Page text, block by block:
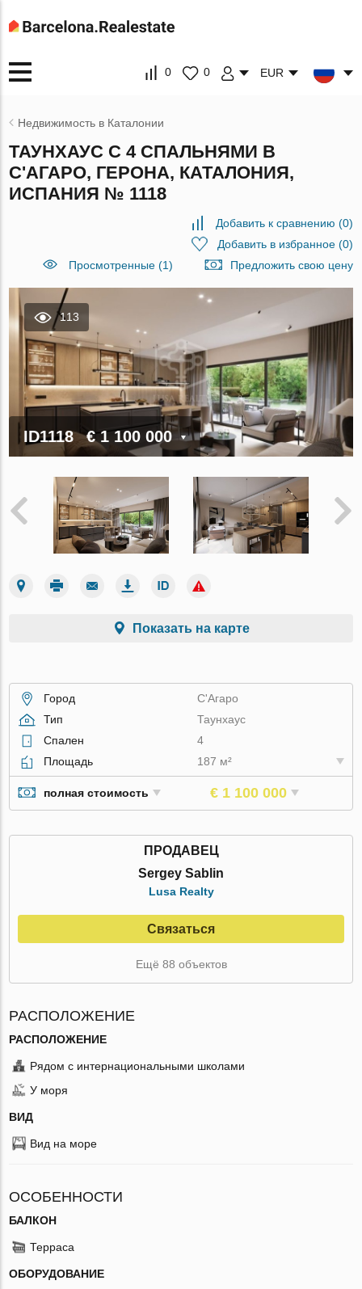
0 0 EUR
Недвижимость в Каталонии
ТАУНХАУС С 4 СПАЛЬНЯМИ В
С'АГАРО, ГЕРОНА, КАТАЛОНИЯ,
ИСПАНИЯ № 1118
Добавить к сравнению (0)
Добавить в избранное(0)
Просмотренные (1)
Предложить свою цену
113
ID1118 € 1 100 000
Показать на карте
Город
С'Агаро
Тип
Таунхаус
Спален
4
Площадь
187 м²
полная стоимость € 1 100 000
ПРОДАВЕЦ
Sergey Sablin
Lusa Realty
Связаться
Ещё 88 объектов
РАСПОЛОЖЕНИЕ
РАСПОЛОЖЕНИЕ
Рядом с интернациональными школами
У моря
ВИД
Вид на море
ОСОБЕННОСТИ
БАЛКОН
Терраса
ОБОРУДОВАНИЕ